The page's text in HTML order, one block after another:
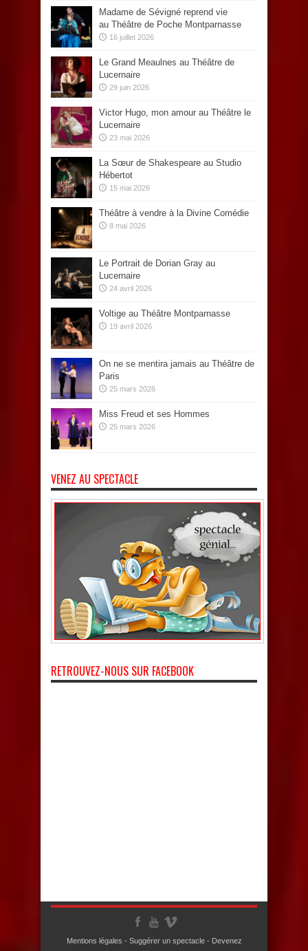
Madame de Sévigné reprend vie
au Théâtre de Poche Montparnasse
16 juillet 2026
Le Grand Meaulnes au Théâtre de
Lucernaire
29 juin 2026
Victor Hugo, mon amour au Théâtre le
Lucernaire
23 mai 2026
La Sœur de Shakespeare au Studio
Hébertot
15 mai 2026
Théâtre à vendre à la Divine Comédie
8 mai 2026
Le Portrait de Dorian Gray au
Lucernaire
24 avril 2026
Voltige au Théâtre Montparnasse
19 avril 2026
On ne se mentira jamais au Théâtre de
Paris
25 mars 2026
Miss Freud et ses Hommes
25 mars 2026
VENEZ AU SPECTACLE
RETROUVEZ-NOUS SUR FACEBOOK
Mentions légales - Suggérer un spectacle- Devenez